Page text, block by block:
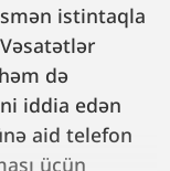
istintaqla
də
iddia edən
aid telefon
üçün